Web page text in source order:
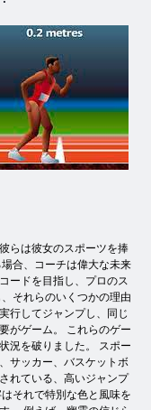
らは彼女のスポーツを捧
合、コーチは偉大な未来
ードを目指し、プロのス
それらのいくつかの理由
行してジャンプし、同じ
がゲーム。 これらのゲー
況を破りました。 スポー
サッカー、バスケットボ
れている、高いジャンプ
それで特別な色と風味を